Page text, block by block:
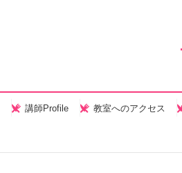
講師Profile 教室へのアクセス